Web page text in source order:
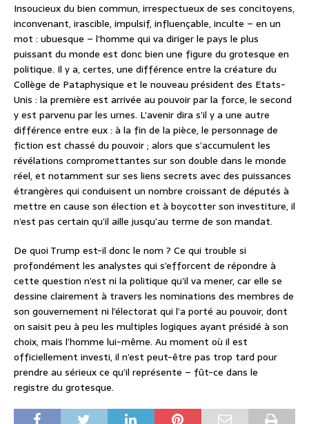
Insoucieux du bien commun, irrespectueux de ses concitoyens,
inconvenant, irascible, impulsif, influençable, inculte – en un
mot : ubuesque – l’homme qui va diriger le pays le plus
puissant du monde est donc bien une figure du grotesque en
politique. Il y a, certes, une différence entre la créature du
Collège de Pataphysique et le nouveau président des Etats-
Unis : la première est arrivée au pouvoir par la force, le second
y est parvenu par les urnes. L’avenir dira s’il y a une autre
différence entre eux : à la fin de la pièce, le personnage de
fiction est chassé du pouvoir ; alors que s’accumulent les
révélations compromettantes sur son double dans le monde
réel, et notamment sur ses liens secrets avec des puissances
étrangères qui conduisent un nombre croissant de députés à
mettre en cause son élection et à boycotter son investiture, il
n’est pas certain qu’il aille jusqu’au terme de son mandat.
De quoi Trump est-il donc le nom ? Ce qui trouble si
profondément les analystes qui s’efforcent de répondre à
cette question n’est ni la politique qu’il va mener, car elle se
dessine clairement à travers les nominations des membres de
son gouvernement ni l’électorat qui l’a porté au pouvoir, dont
on saisit peu à peu les multiples logiques ayant présidé à son
choix, mais l’homme lui-même. Au moment où il est
officiellement investi, il n’est peut-être pas trop tard pour
prendre au sérieux ce qu’il représente – fût-ce dans le
registre du grotesque.